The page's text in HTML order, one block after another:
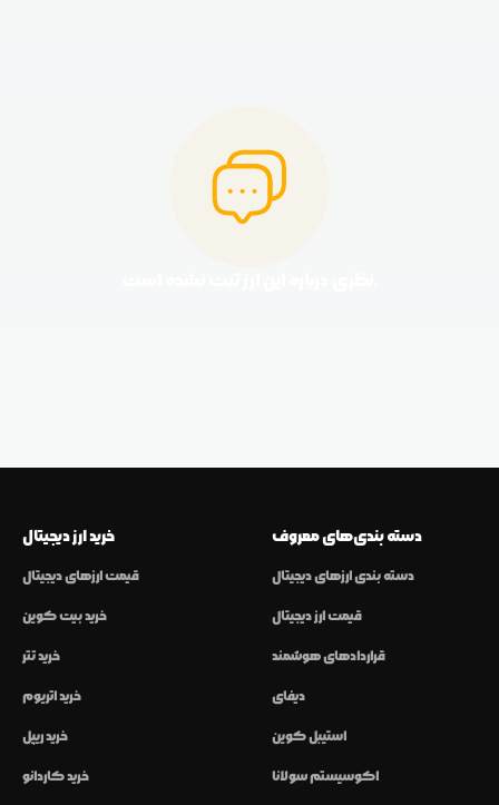
خرید ارز دیجیتال
قیمت ارزهای دیجیتال
خرید بیت کوین
خرید تتر
خرید اتریوم
خرید ریپل
خرید کاردانو
دسته بندی‌های معروف
دسته بندی ارزهای دیجیتال
قیمت ارز دیجیتال
قراردادهای هوشمند
دیفای
استیبل کوین
اکوسیستم سولانا